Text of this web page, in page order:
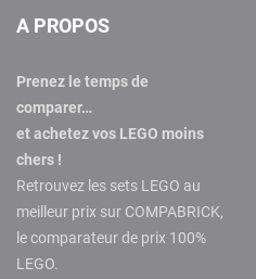
A PROPOS
Prenez le temps de
comparer…
et achetez vos LEGO moins
chers !
Retrouvez les sets LEGO au
meilleur prix sur COMPABRICK,
le comparateur de prix 100%
LEGO.